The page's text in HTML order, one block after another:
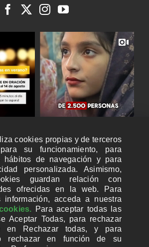
cookies propias y de terceros
su funcionamiento, para
hábitos de navegación y para
personalizada. Asimismo,
guardan relación con
ofrecidas en la web. Para
información, acceda a nuestra
Para aceptar todas las
Aceptar Todas, para rechazar
en Rechazar todas, y para
rechazar en función de su